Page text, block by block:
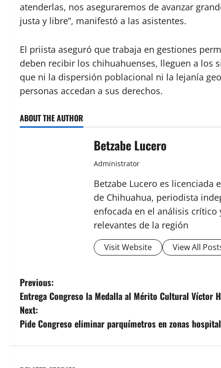
atenderlas, nos aseguraremos de avanzar
justa y libre”, manifestó a las asistentes.
El priista aseguró que trabaja en gestiones
deben recibir los chihuahuenses, lleguen a los
que ni la dispersión poblacional ni la lejanía
personas accedan a sus derechos.
ABOUT THE AUTHOR
Betzabe Lucero
Administrator
Betzabe Lucero es licenciada
de Chihuahua, periodista
enfocada en el análisis
relevantes de la región
Visit Website View All
P
o
s
Previous:
Entrega Congreso la Medalla al Mérito Cultural Víctor
Next:
Pide Congreso eliminar parquímetros en zonas